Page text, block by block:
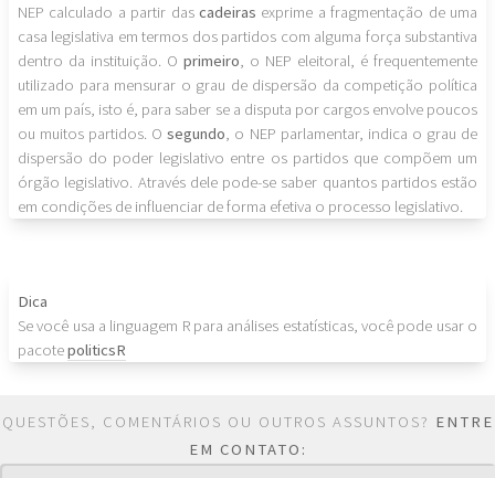
NEP calculado a partir das cadeiras exprime a fragmentação de uma
casa legislativa em termos dos partidos com alguma força substantiva
dentro da instituição. O primeiro, o NEP eleitoral, é frequentemente
utilizado para mensurar o grau de dispersão da competição política
em um país, isto é, para saber se a disputa por cargos envolve poucos
ou muitos partidos. Osegundo, o NEP parlamentar, indica o grau de
dispersão do poder legislativo entre os partidos que compõem um
órgão legislativo. Através dele pode-se saber quantos partidos estão
em condições de influenciar de forma efetiva o processo legislativo.
Dica
Se você usa a linguagem R para análises estatísticas, você pode usar o
pacotepoliticsR
QUESTÕES, COMENTÁRIOS OU OUTROS ASSUNTOS? ENTRE
EM CONTATO: